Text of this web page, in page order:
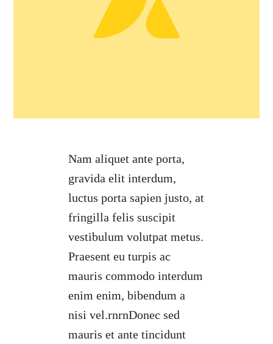
Nam aliquet ante porta,
gravida elit interdum,
luctus porta sapien justo, at
fringilla felis suscipit
vestibulum volutpat metus.
Praesent eu turpis ac
mauris commodo interdum
enim enim, bibendum a
nisi vel.rnrnDonec sed
mauris et ante tincidunt